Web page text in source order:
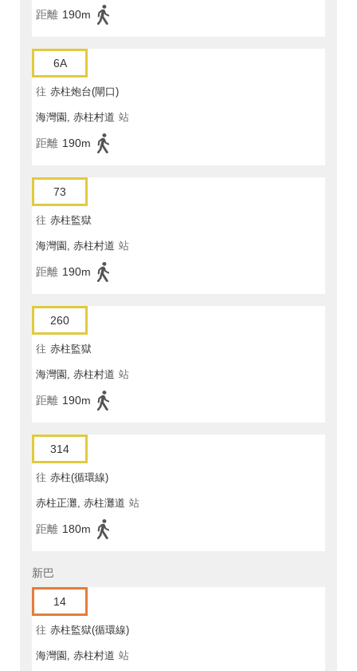
距離 190m
6A
往 赤柱炮台(閘口)
海灣園, 赤柱村道 站
距離 190m
73
往 赤柱監獄
海灣園, 赤柱村道 站
距離 190m
260
往 赤柱監獄
海灣園, 赤柱村道 站
距離 190m
314
往 赤柱(循環線)
赤柱正灘, 赤柱灘道 站
距離 180m
新巴
14
往 赤柱監獄(循環線)
海灣園, 赤柱村道 站